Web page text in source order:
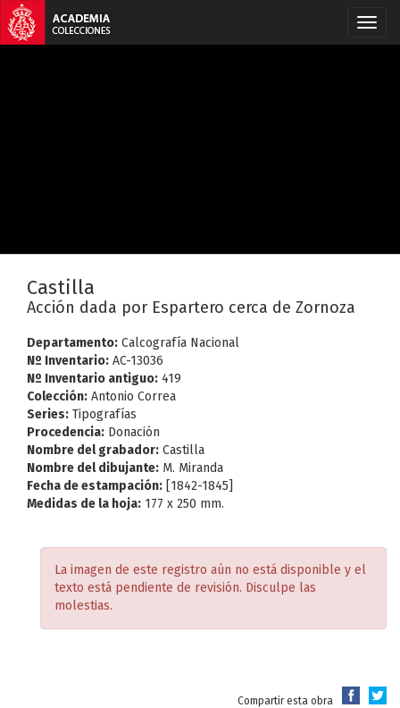
Castilla
Acción dada por Espartero cerca de Zornoza
Departamento: Calcografía Nacional
Nº Inventario: AC-13036
Nº Inventario antiguo: 419
Colección: Antonio Correa
Series: Tipografías
Procedencia: Donación
Nombre del grabador: Castilla
Nombre del dibujante: M. Miranda
Fecha de estampación: [1842-1845]
Medidas de la hoja: 177 x 250 mm.
La imagen de este registro aún no está disponible y el
texto está pendiente de revisión. Disculpe las
molestias.
Compartir esta obra